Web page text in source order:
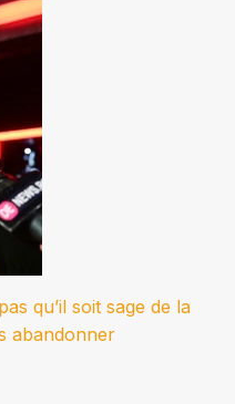
qu’il soit sage de la
abandonner